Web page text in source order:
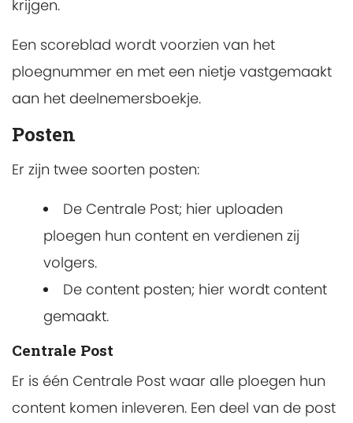
krijgen.
Een scoreblad wordt voorzien van het
ploegnummer en met een nietje vastgemaakt
aan het deelnemersboekje.
Posten
Er zijn twee soorten posten:
De Centrale Post; hier uploaden
ploegen hun content en verdienen zij
volgers.
De content posten; hier wordt content
gemaakt.
Centrale Post
Er is één Centrale Post waar alle ploegen hun
content komen inleveren. Een deel van de post